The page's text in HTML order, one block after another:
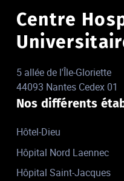
Centre
5 allée de l'Île-Gloriette
44093 Nantes Cedex 01
Nos différents
Hôtel-Dieu
Hôpital Nord Laennec
Hôpital Saint-Jacques